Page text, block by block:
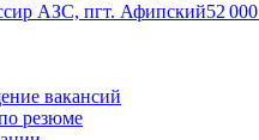
АЗС, пгт. Афипский52 000
вакансий
резюме